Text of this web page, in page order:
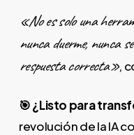
«No es solo una
nunca duerme, nunca
respuesta correcta»,
🎯 ¿Listo para
revolución de la IA